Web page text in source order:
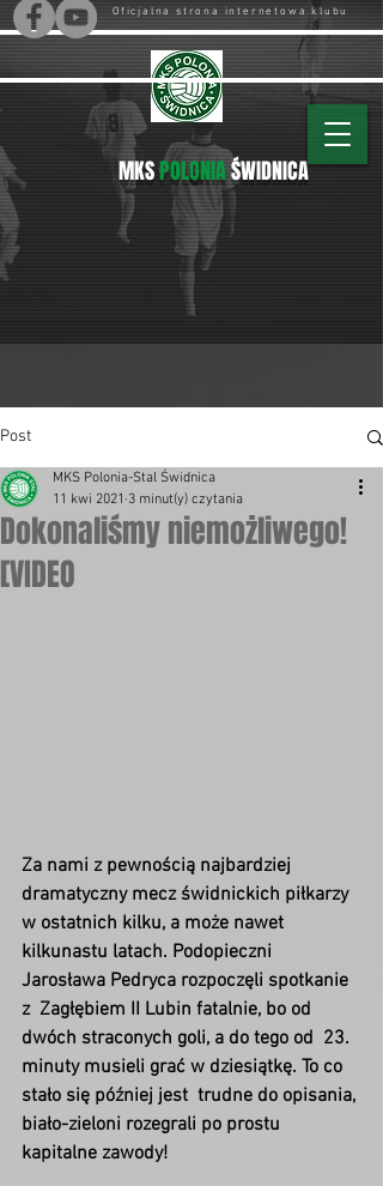
Oficjalna strona internetowa klubu
MKSPOLONIAŚWIDNICA
Post
Dokonaliśmy niemożliwego!
[VIDEO
MKS Polonia-Stal Świdnica
11 kwi 2021 3 minut(y) czytania
Za nami z pewnością najbardziej
dramatyczny mecz świdnickich piłkarzy
w ostatnich kilku, a może nawet
kilkunastu latach. Podopieczni
Jarosława Pedryca rozpoczęli spotkanie
z  Zagłębiem II Lubin fatalnie, bo od
dwóch straconych goli, a do tego od  23.
minuty musieli grać w dziesiątkę. To co
stało się później jest  trudne do opisania,
biało-zieloni rozegrali po prostu
kapitalne zawody!